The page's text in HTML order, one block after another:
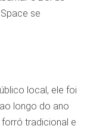
se
local, ele foi
longo do ano
tradicional e